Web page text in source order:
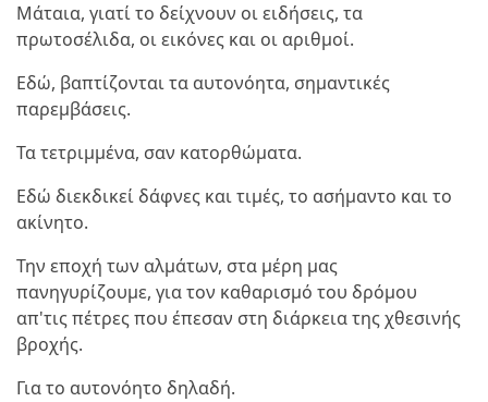
Μάταια, γιατί το δείχνουν οι ειδήσεις, τα
πρωτοσέλιδα, οι εικόνες και οι αριθμοί.
Εδώ, βαπτίζονται τα αυτονόητα, σημαντικές
παρεμβάσεις.
Τα τετριμμένα, σαν κατορθώματα.
Εδώ διεκδικεί δάφνες και τιμές, το ασήμαντο και το
ακίνητο.
Την εποχή των αλμάτων, στα μέρη μας
πανηγυρίζουμε, για τον καθαρισμό του δρόμου
απ'τις πέτρες που έπεσαν στη διάρκεια της χθεσινής
βροχής.
Για το αυτονόητο δηλαδή.